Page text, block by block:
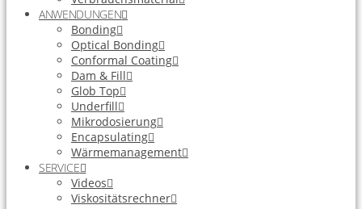
ANWENDUNGEN
Bonding
Optical Bonding
Conformal Coating
Dam & Fill
Glob Top
Underfill
Mikrodosierung
Encapsulating
Wärmemanagement
SERVICE
Videos
Viskositätsrechner